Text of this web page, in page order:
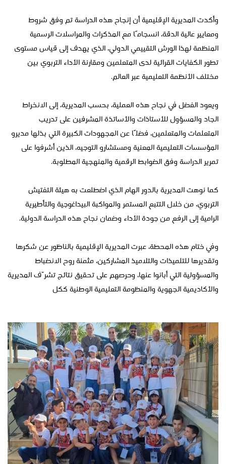
وأكدت المديرية الإقليمية أن إنجاح هذه الدراسة تم وفق شروط
ومعايير عالية الدقة، انسجامًا مع المذكرات والمراسلات الرسمية
المنظمة لهذا الورش التقييمي الدولي، الذي يهدف إلى قياس مستوى
تطور الكفايات القرائية لدى المتعلمين ومقارنة الأداء التربوي بين
مختلف الأنظمة التعليمية عبر العالم.
ويعود الفضل في نجاح هذه العملية، بحسب المديرية، إلى الانخراط
الجاد والمسؤول للأستاذات والأساتذة المشرفين على تدريب
المتعلمات والمتعلمين، فضلًا عن المجهودات الكبيرة التي بذلها مديرو
المؤسسات التعليمية المعنية ومستشارو التوجيه، الذين أشرفوا على
تمرير الدراسة وفق الضوابط الرقمية والمنهجية المطلوبة.
كما نوهت المديرية بالدور الهام الذي اضطلعت به هيئة التفتيش
التربوي، من خلال التتبع المستمر والمواكبة البيداغوجية والتأطيرية
الرامية إلى الرفع من جودة الأداء وضمان نجاح هذه الدراسة الدولية.
وفي ختام هذه المحطة، عبرت المديرية الإقليمية بالناظور عن شكرها
وتقديرها للتلميذات والتلاميذ المشاركين، مثمنة روح الانضباط
والمسؤولية التي أبانوا عنها، وحرصهم على تحقيق نتائج تشرّف المديرية
والأكاديمية الجهوية والمنظومة التعليمية الوطنية ككل